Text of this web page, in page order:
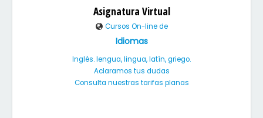
Asignatura Virtual
Cursos On-line de
Idiomas
Inglés. lengua, lingua, latín, griego.
Aclaramos tus dudas
Consulta nuestras tarifas planas